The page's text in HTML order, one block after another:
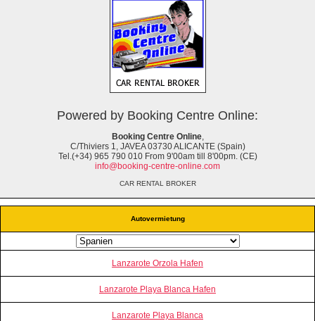
Autovermietung
Lanzarote Orzola Hafen
Lanzarote Playa Blanca Hafen
Lanzarote Playa Blanca
Powered by Booking Centre Online:
Booking Centre Online,
C/Thiviers 1, JAVEA 03730 ALICANTE (Spain)
Tel.(+34) 965 790 010 From 9'00am till 8'00pm. (CE)
info@booking-centre-online.com
CAR RENTAL BROKER